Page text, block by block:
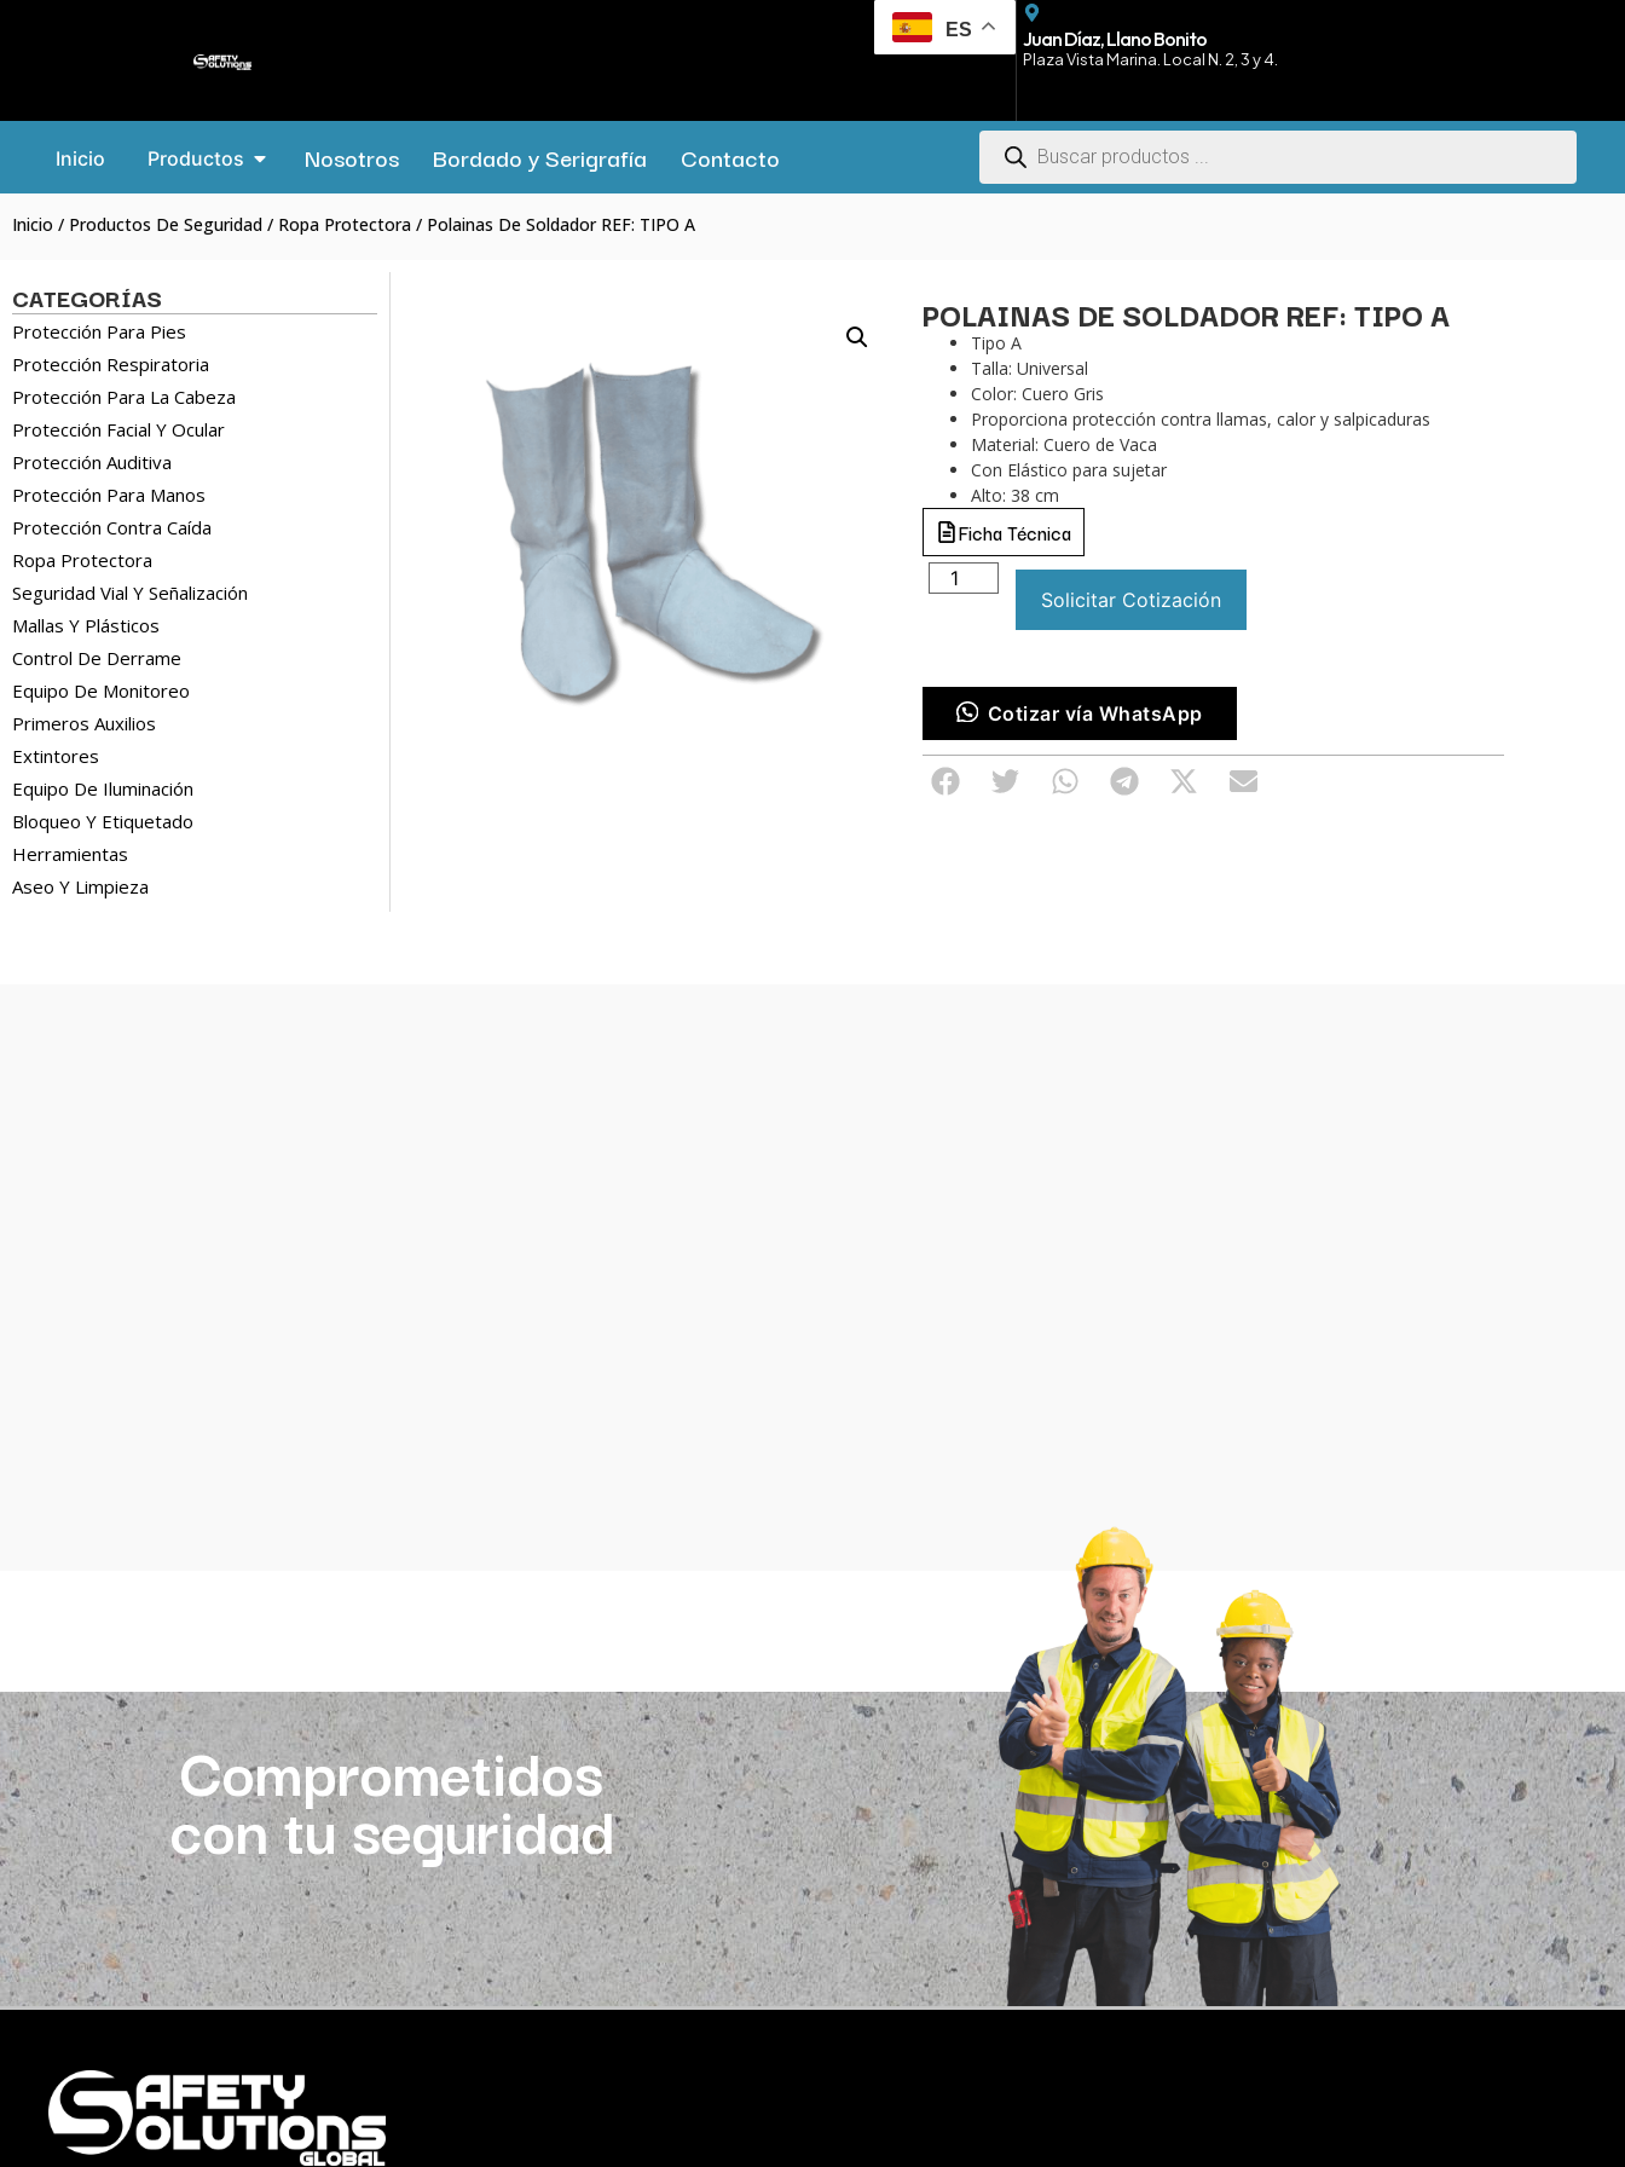
ES Juan Díaz, Llano Bonito
Plaza Vista Marina. Local N. 2, 3 y 4.
Inicio Productos Nosotros Bordado y Serigrafía Contacto
Inicio / Productos De Seguridad / Ropa Protectora / Polainas De Soldador REF: TIPO A
CATEGORÍAS
Protección Para Pies
Protección Respiratoria
Protección Para La Cabeza
Protección Facial Y Ocular
Protección Auditiva
Protección Para Manos
Protección Contra Caída
Ropa Protectora
Seguridad Vial Y Señalización
Mallas Y Plásticos
Control De Derrame
Equipo De Monitoreo
Primeros Auxilios
Extintores
Equipo De Iluminación
Bloqueo Y Etiquetado
Herramientas
Aseo Y Limpieza
POLAINAS DE SOLDADOR REF: TIPO A
Tipo A
Talla: Universal
Color: Cuero Gris
Proporciona protección contra llamas, calor y salpicaduras
Material: Cuero de Vaca
Con Elástico para sujetar
Alto: 38 cm
Ficha Técnica
Solicitar Cotización
Cotizar vía WhatsApp
Comprometidos
con tu seguridad